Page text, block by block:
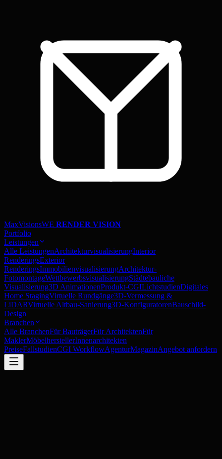
MaxVisionsWE RENDER VISION
Portfolio
Leistungen
Alle LeistungenArchitekturvisualisierungInterior
RenderingsExterior
RenderingsImmobilienvisualisierungArchitektur-
FotomontageWettbewerbsvisualisierungStädtebauliche
Visualisierung3D AnimationenProdukt-CGILichtstudienDigitales
Home StagingVirtuelle Rundgänge3D-Vermessung &
LiDARVirtuelle Altbau-Sanierung3D-KonfiguratorenBauschild-
Design
Branchen
Alle BranchenFür BauträgerFür ArchitektenFür
MaklerMöbelherstellerInnenarchitekten
PreiseFallstudienCGI WorkflowAgenturMagazinAngebot anfordern